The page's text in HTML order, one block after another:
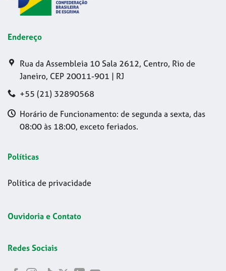
Endereço
Rua da Assembleia 10 Sala 2612, Centro, Rio de
Janeiro, CEP 20011-901 | RJ
+55 (21) 32890568
Horário de Funcionamento: de segunda a sexta, das
08:00 às 18:00, exceto feriados.
Políticas
Política de privacidade
Ouvidoria e Contato
Redes Sociais